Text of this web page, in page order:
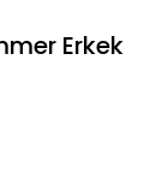
Erkek